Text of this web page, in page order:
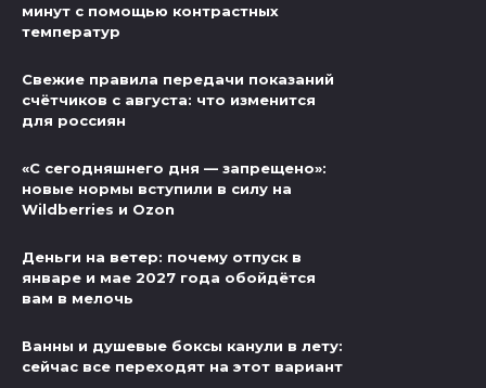
минут с помощью контрастных
температур
Свежие правила передачи показаний
счётчиков с августа: что изменится
для россиян
«С сегодняшнего дня — запрещено»:
новые нормы вступили в силу на
Wildberries и Ozon
Деньги на ветер: почему отпуск в
январе и мае 2027 года обойдётся
вам в мелочь
Ванны и душевые боксы канули в лету:
сейчас все переходят на этот вариант